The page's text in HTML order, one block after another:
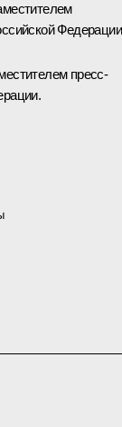
пресс-